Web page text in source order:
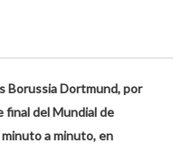
Borussia Dortmund, por
final del Mundial de
a minuto, en